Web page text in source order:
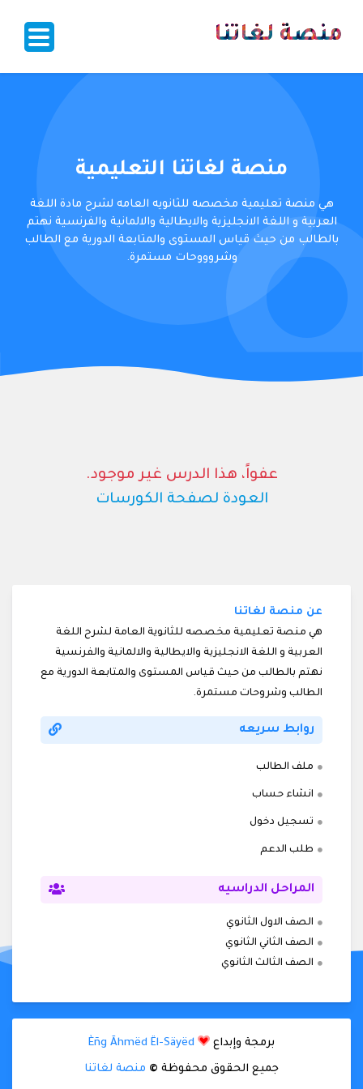
منصة لغاتنا
منصة لغاتنا التعليمية
هي منصة تعليمية مخصصه للثانويه العامه لشرح مادة اللغة
العربية و اللغة الانجليزية والايطالية والالمانية والفرنسية نهتم
بالطالب من حيث قياس المستوى والمتابعة الدورية مع الطالب
وشروووحات مستمرة.
عفواً، هذا الدرس غير موجود.
العودة لصفحة الكورسات
عن منصة لغاتنا
هي منصة تعليمية مخصصه للثانوية العامة لشرح اللغة
العربية و اللغة الانجليزية والايطالية والالمانية والفرنسية
نهتم بالطالب من حيث قياس المستوى والمتابعة الدورية مع
الطالب وشروحات مستمرة.
روابط سريعه
ملف الطالب
انشاء حساب
تسجيل دخول
طلب الدعم
المراحل الدراسيه
الصف الاول الثانوي
الصف الثاني الثانوي
الصف الثالث الثانوي
برمجة وإبداع Èñg Ãhmëd Ël-Säyëd
جميع الحقوق محفوظة © منصة لغاتنا